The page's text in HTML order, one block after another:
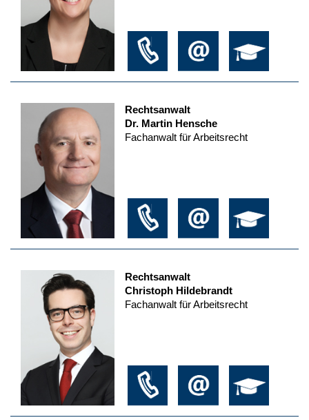
Rechtsanwalt
Dr. Martin Hensche
Fachanwalt für Arbeitsrecht
Rechtsanwalt
Christoph Hildebrandt
Fachanwalt für Arbeitsrecht